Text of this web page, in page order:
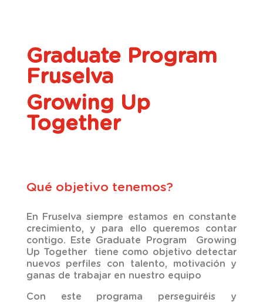
Graduate Program
Fruselva
Growing Up
Together
Qué objetivo tenemos?
En Fruselva siempre estamos en constante
crecimiento, y para ello queremos contar
contigo.
Este Graduate Program
Growing
Up Together tiene como objetivo detectar
nuevos perfiles con talento, motivación y
ganas de trabajar en nuestro equipo
Con este programa perseguiréis y